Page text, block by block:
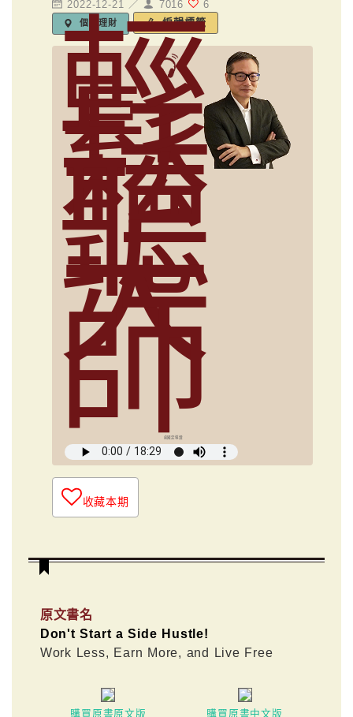
2022-12-21 ／ 7016 6
個人理財 編輯標籤
輕
鬆
聽
大
師
俞國定導讀
收藏本期
原文書名
Don't Start a Side Hustle!
Work Less, Earn More, and Live Free
購買原書原文版 購買原書中文版